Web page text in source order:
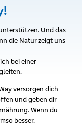
Und das
die Natur zeigt uns
bei einer
versorgen dich
und geben dir
Wenn du
besser.